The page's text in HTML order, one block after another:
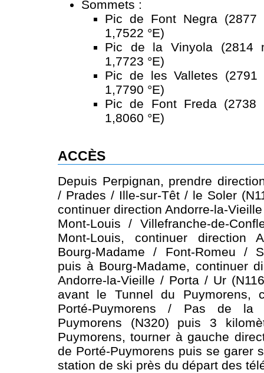
Sommets :
Pic de Font Negra (2877
1,7522 °E)
Pic de la Vinyola (2814
1,7723 °E)
Pic de les Valletes (2791
1,7790 °E)
Pic de Font Freda (2738
1,8060 °E)
ACCÈS
Depuis Perpignan, prendre
/ Prades / Ille-sur-Têt / le Soler
continuer direction Andorre-la-
Mont-Louis / Villefranche-de-
Mont-Louis, continuer direction
Bourg-Madame / Font-Romeu /
puis à Bourg-Madame, continuer
Andorre-la-Vieille / Porta / Ur
avant le Tunnel du Puymorens,
Porté-Puymorens / Pas de
Puymorens (N320) puis 3
Puymorens, tourner à gauche
de Porté-Puymorens puis se garer
station de ski près du départ des